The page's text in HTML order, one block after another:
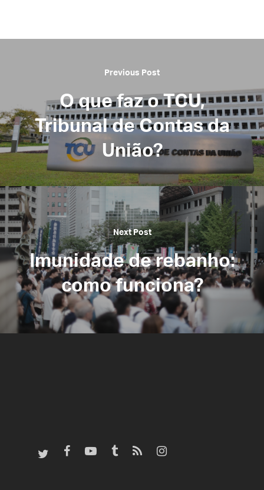
Previous Post
O que faz o TCU,
Tribunal de Contas da
União?
Next Post
Imunidade de rebanho:
como funciona?